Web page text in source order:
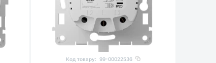
Код товару: 99-00022536